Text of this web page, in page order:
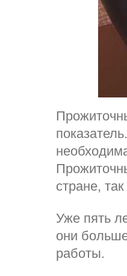
стране,
Уже пять
они
работы.